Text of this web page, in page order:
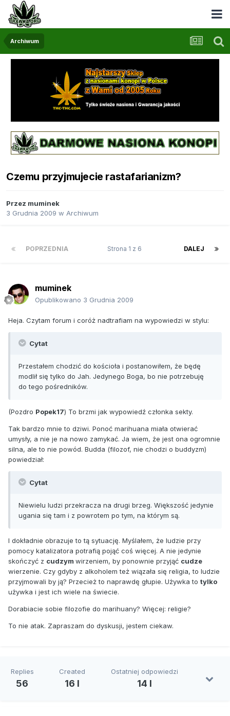
Archiwum
Czemu przyjmujecie rastafarianizm?
Przez muminek
3 Grudnia 2009 w Archiwum
POPRZEDNIA DALEJ
Strona 1 z 6
muminek
Opublikowano 3 Grudnia 2009
Heja. Czytam forum i coróż nadtrafiam na wypowiedzi w stylu:
Cytat
Przestałem chodzić do kościoła i postanowiłem, że będę
modlił się tylko do Jah. Jedynego Boga, bo nie potrzebuję
do tego pośredników.
(Pozdro Popek17) To brzmi jak wypowiedź członka sekty.
Tak bardzo mnie to dziwi. Ponoć marihuana miała otwierać
umysły, a nie je na nowo zamykać. Ja wiem, że jest ona ogromnie
silna, ale to nie powód. Budda (filozof, nie chodzi o buddyzm)
powiedział:
Cytat
Niewielu ludzi przekracza na drugi brzeg. Większość jedynie
ugania się tam i z powrotem po tym, na którym są.
I dokładnie obrazuje to tą sytuację. Myślałem, że ludzie przy
pomocy katalizatora potrafią pojąć coś więcej. A nie jedynie
skończyć z cudzym wirzeniem, by ponownie przyjąć cudze
wierzenie. Czy gdyby z alkoholem też wiązała się religia, to ludzie
przyjmowali by ją? Przecież to naprawdę głupie. Używka to tylko
używka i jest ich wiele na świecie.
Dorabiacie sobie filozofie do marihuany? Więcej: religie?
To nie atak. Zapraszam do dyskusji, jestem ciekaw.
Replies
56
Created
16 l
Ostatniej odpowiedzi
14 l